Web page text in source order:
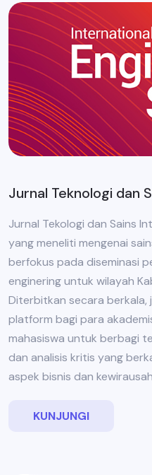
Jurnal Teknologi dan
Jurnal Tekologi dan Sains
yang meneliti mengenai
berfokus pada diseminasi
enginering untuk wilayah
Diterbitkan secara berkala,
platform bagi para
mahasiswa untuk berbagi
dan analisis kritis yang
aspek bisnis dan
KUNJUNGI